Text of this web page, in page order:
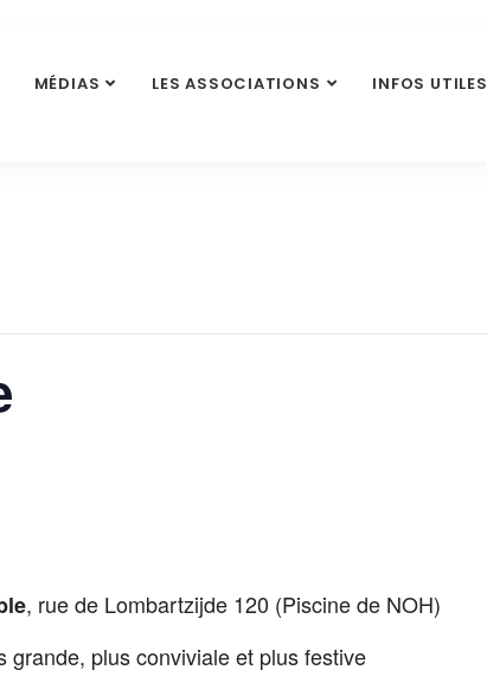
MÉDIAS LES ASSOCIATIONS INFOS UTILES
, rue de Lombartzijde 120 (Piscine de NOH)
plus conviviale et plus festive